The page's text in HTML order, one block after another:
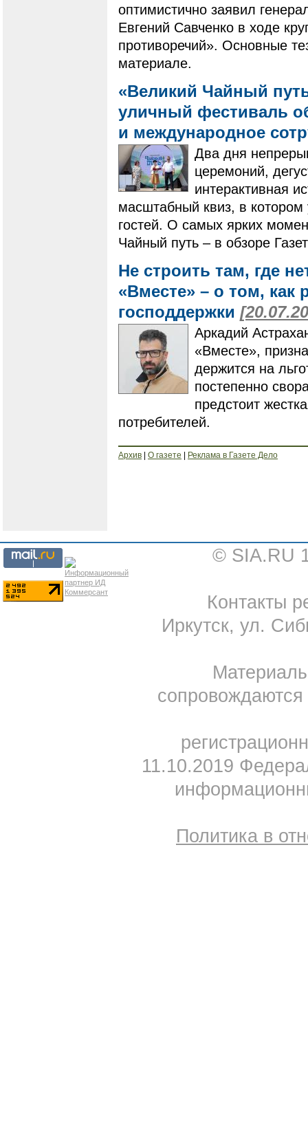
оптимистично заявил
Евгений Савченко в ходе
противоречий». Основные
материале.
«Великий Чайный
уличный фестиваль
и международное
Два дня
церемоний,
интерактивная
масштабный квиз, в
гостей. О самых ярких
Чайный путь – в обзоре
Не строить там, где
«Вместе» – о том, как
господдержки
Аркадий
«Вместе»,
держится на
постепенно
предстоит
потребителей.
Архив | О газете | Реклама в Газете Дело
© SIA.RU
Контакты
Иркутск, ул.
11.10.2019
Политика в